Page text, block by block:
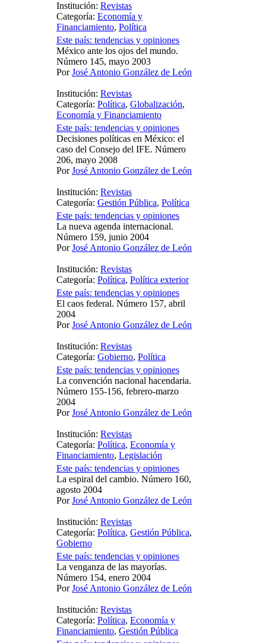
Institución: Revistas
Categoría: Economía y
Financiamiento, Política
Este país: tendencias y opiniones
México ante los ojos del mundo.
Número 145, mayo 2003
PorJosé Antonio González de León
Institución: Revistas
Categoría: Política, Globalización,
Economía y Financiamiento
Este país: tendencias y opiniones
Decisiones políticas en México: el
caso del Consejo del IFE. Número
206, mayo 2008
PorJosé Antonio González de León
Institución: Revistas
Categoría: Gestión Pública, Política
Este país: tendencias y opiniones
La nueva agenda internacional.
Número 159, junio 2004
PorJosé Antonio González de León
Institución: Revistas
Categoría: Política, Política exterior
Este país: tendencias y opiniones
El caos federal. Número 157, abril
2004
PorJosé Antonio González de León
Institución: Revistas
Categoría: Gobierno, Política
Este país: tendencias y opiniones
La convención nacional hacendaria.
Número 155-156, febrero-marzo
2004
PorJosé Antonio González de León
Institución: Revistas
Categoría: Política, Economía y
Financiamiento, Legislación
Este país: tendencias y opiniones
La espiral del cambio. Número 160,
agosto 2004
PorJosé Antonio González de León
Institución: Revistas
Categoría: Política, Gestión Pública,
Gobierno
Este país: tendencias y opiniones
La venganza de las mayorías.
Número 154, enero 2004
PorJosé Antonio González de León
Institución: Revistas
Categoría: Política, Economía y
Financiamiento, Gestión Pública